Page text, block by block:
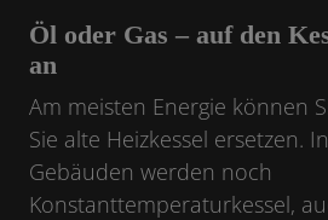
Öl oder Gas – auf den
an
Am meisten Energie können
Sie alte Heizkessel ersetzen.
Gebäuden werden noch
Konstanttemperaturkessel,